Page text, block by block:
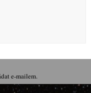
e-mailem.